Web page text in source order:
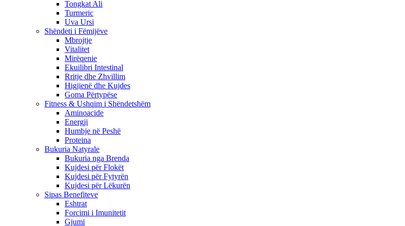
Tongkat Ali
Turmeric
Uva Ursi
Shëndeti i Fëmijëve
Mbrojtje
Vitalitet
Mirëqenie
Ekuilibri Intestinal
Rritje dhe Zhvillim
Higjienë dhe Kujdes
Goma Përtypëse
Fitness & Ushqim i Shëndetshëm
Aminoacide
Energji
Humbje në Peshë
Proteina
Bukuria Natyrale
Bukuria nga Brenda
Kujdesi për Flokët
Kujdesi për Fytyrën
Kujdesi për Lëkurën
Sipas Benefiteve
Eshtrat
Forcimi i Imunitetit
Gjumi